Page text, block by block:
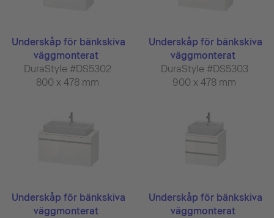
Underskåp för bänkskiva
väggmonterat
DuraStyle #DS5302
800 x 478 mm
Underskåp för bänkskiva
väggmonterat
DuraStyle #DS5303
900 x 478 mm
Underskåp för bänkskiva
väggmonterat
Underskåp för bänkskiva
väggmonterat